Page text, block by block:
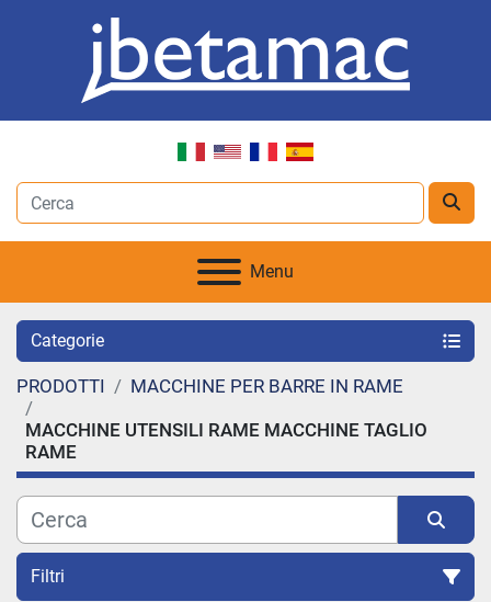
Menu
Categorie
PRODOTTI
MACCHINE PER BARRE IN RAME
MACCHINE UTENSILI RAME MACCHINE TAGLIO
RAME
Filtri